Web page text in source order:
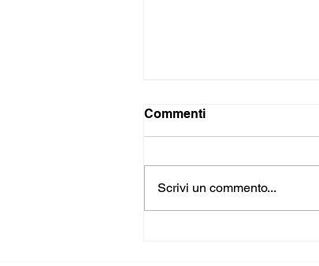
Commenti
Scrivi un commento...